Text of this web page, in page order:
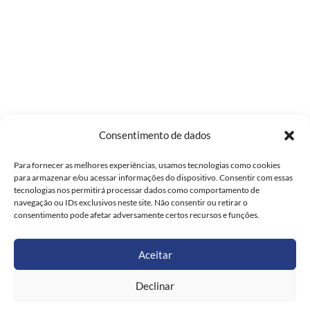
Consentimento de dados
Para fornecer as melhores experiências, usamos tecnologias como cookies
para armazenar e/ou acessar informações do dispositivo. Consentir com essas
tecnologias nos permitirá processar dados como comportamento de
navegação ou IDs exclusivos neste site. Não consentir ou retirar o
consentimento pode afetar adversamente certos recursos e funções.
Aceitar
Declinar